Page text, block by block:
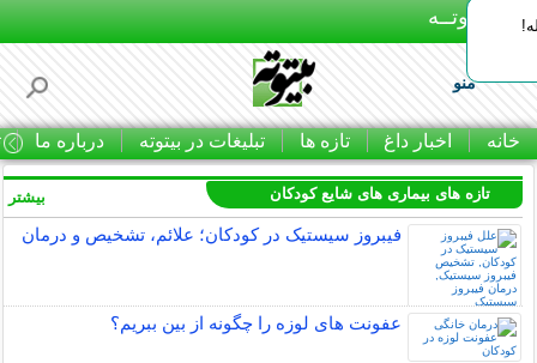
بـیتوتــه
منو
خانه اخبار داغ تازه ها تبلیغات در بیتوته درباره ما
تازه های بیماری های شایع کودکان
فیبروز سیستیک در کودکان؛ علائم، تشخیص و درمان
عفونت های لوزه را چگونه از بین ببریم؟
بیشتر